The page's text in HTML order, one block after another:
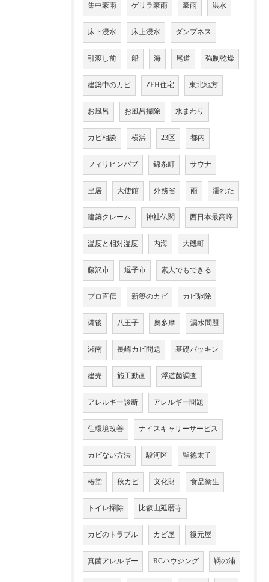
集中豪雨 ゲリラ豪雨 豪雨 洪水
床下浸水 床上浸水 ダンプネス
引渡し前 船 海 尾道 強制乾燥
建築中のカビ ZEH住宅 東北地方
お風呂 お風呂掃除 水まわり
カビ相談 横浜 23区 都内
フィリピンパブ 錦糸町 サウナ
皇居 大使館 外務省 雨 濡れた
建築クレーム 神社仏閣 西日本最高峰
温度と相対湿度 内海 大磯町
藤沢市 逗子市 素人でもできる
プロ直伝 新築のカビ カビ駆除
備後 八王子 奥多摩 漏水問題
湘南 長崎カビ問題 基礎パッキン
建売 施工動画 浮遊菌調査
アレルギー診断 アレルギー問題
住環境改善 ナイスキャリーサービス
カビない方法 駿河区 聖徳太子
椿堂 秋カビ 文化財 食品衛生
トイレ掃除 比叡山延暦寺
カビのトラブル カビ屋 復元屋
真菌アレルギー RCハウジング 鞆の浦